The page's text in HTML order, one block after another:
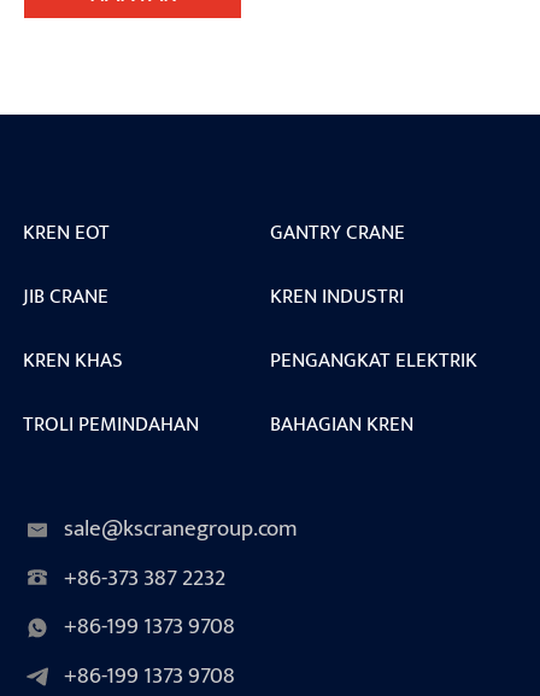
KREN EOT
GANTRY CRANE
JIB CRANE
KREN INDUSTRI
KREN KHAS
PENGANGKAT ELEKTRIK
TROLI PEMINDAHAN
BAHAGIAN KREN
sale@kscranegroup.com
+86-373 387 2232
+86-199 1373 9708
+86-199 1373 9708